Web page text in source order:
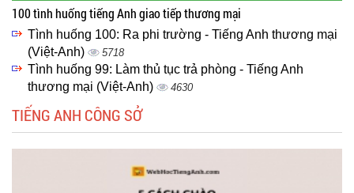
100 tình huống tiếng Anh giao tiếp thương mại
Tình huống 100: Ra phi trường - Tiếng Anh thương mại
(Việt-Anh)
5718
Tình huống 99: Làm thủ tục trả phòng - Tiếng Anh
thương mại (Việt-Anh)
4630
TIẾNG ANH CÔNG SỞ